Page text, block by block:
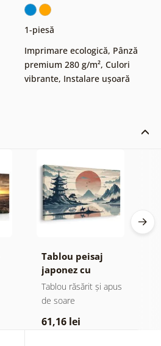
1-piesă
Imprimare ecologică, Pânză
premium 280 g/m², Culori
vibrante, Instalare ușoară
Tablou peisaj
japonez cu
călăreț
Tablou răsărit și apus
de soare
61,16 lei